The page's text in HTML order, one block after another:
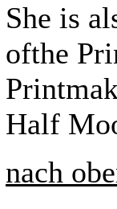
She is
ofthe
Half
nach